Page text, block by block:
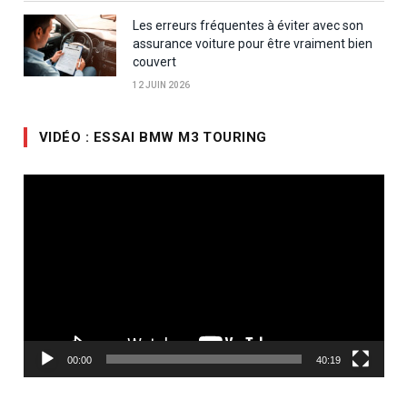
Les erreurs fréquentes à éviter avec son
assurance voiture pour être vraiment bien
couvert
12 JUIN 2026
VIDÉO : ESSAI BMW M3 TOURING
00:00 40:19